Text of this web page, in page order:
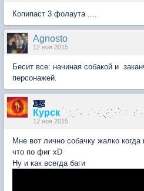
Копипаст 3 фолаута ....
Agnosto
12 ноя 2015
Бесит все: начиная собакой и
персонажей.
Курск
12 ноя 2015
Мне вот лично собачку жалко
что по фиг хD
Ну и как всегда баги